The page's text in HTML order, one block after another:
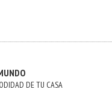
DE TU CASA